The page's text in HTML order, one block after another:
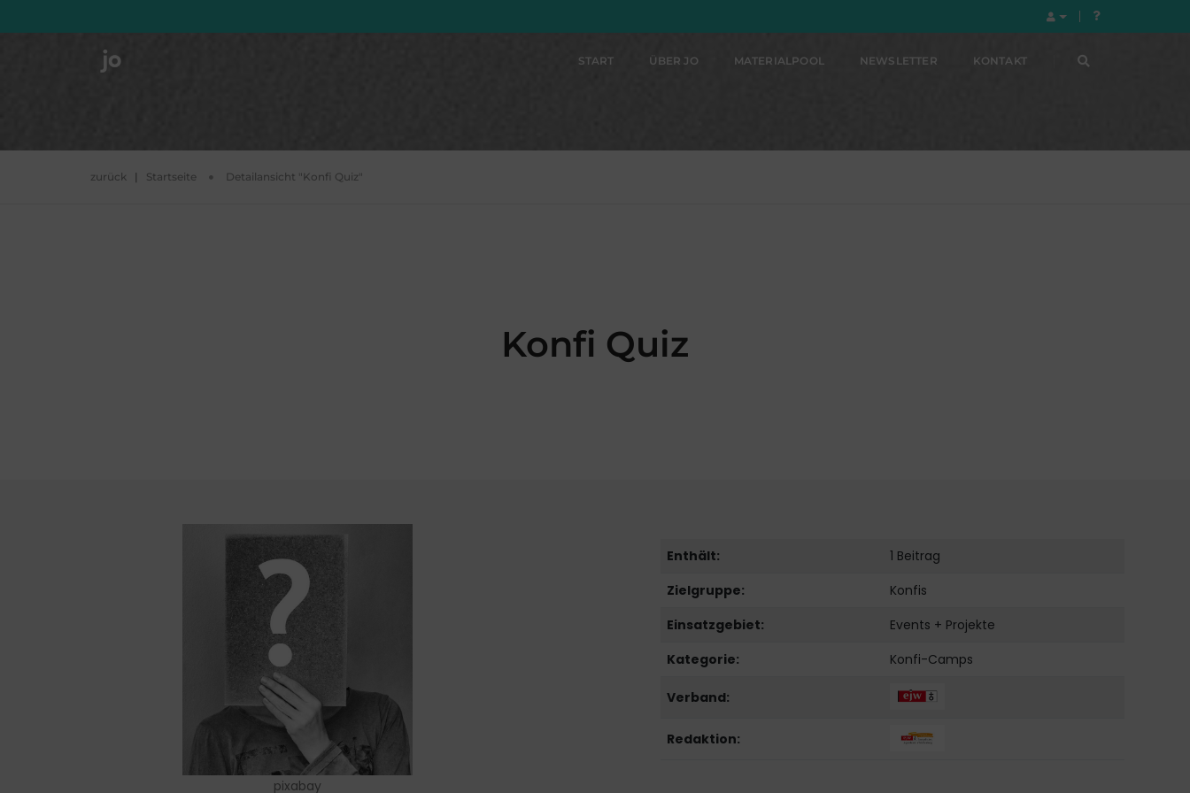
START ÜBER JO MATERIALPOOL NEWSLETTER KONTAKT
zurück | Startseite Detailansicht "Konfi Quiz"
Konfi Quiz
pixabay
Enthält:
1 Beitrag
Zielgruppe:
Konfis
Einsatzgebiet:
Events + Projekte
Kategorie:
Konfi-Camps
Verband:
Redaktion: